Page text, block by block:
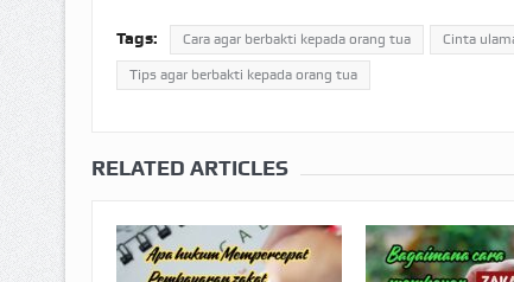
Tags: Cara agar berbakti kepada orang tua Cinta
Tips agar berbakti kepada orang tua
RELATED ARTICLES